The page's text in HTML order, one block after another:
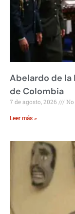
Abelardo de la
de Colombia
7 de agosto, 2026
Leer más »